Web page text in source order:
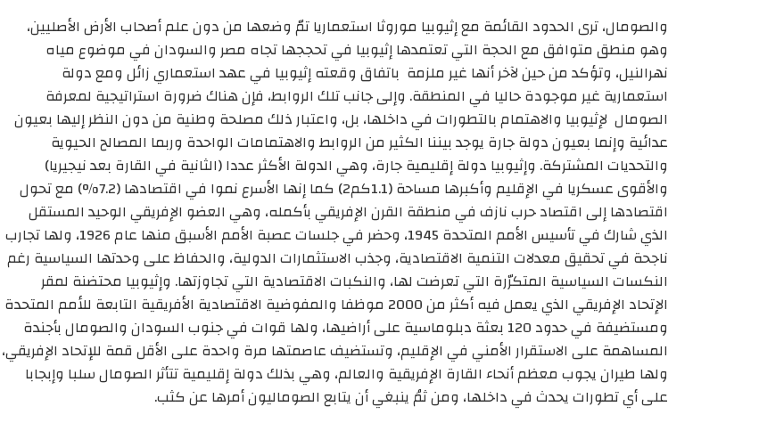
والصومال، ترى الحدود القائمة مع إثيوبيا موروثا استعماريا تمّ وضعها من دون علم أصحاب الأرض الأصليين،
وهو منطق متوافق مع الحجة التي تعتمدها إثيوبيا في تحججها تجاه مصر والسودان في موضوع مياه
نهرالنيل، وتؤكد من حين لآخر أنها غير ملزمة باتفاق وقعته إثيوبيا في عهد استعماري زائل ومع دولة
استعمارية غير موجودة حاليا في المنطقة. وإلى جانب تلك الروابط، فإن هناك ضرورة استراتيجية لمعرفة
الصومال لإثيوبيا والاهتمام بالتطورات في داخلها، بل، واعتبار ذلك مصلحة وطنية من دون النظر إليها بعيون
عدائية وإنما بعيون دولة جارة يوجد بيننا الكثير من الروابط والاهتمامات الواحدة وربما المصالح الحيوية
والتحديات المشتركة. وإثيوبيا دولة إقليمية جارة، وهي الدولة الأكثر عددا (الثانية في القارة بعد نيجيريا)
والأقوى عسكريا في الإقليم وأكبرها مساحة (1.1كم2) كما إنها الأسرع نموا في اقتصادها (7.2%) مع تحول
اقتصادها إلى اقتصاد حرب نازف في منطقة القرن الإفريقي بأكمله، وهي العضو الإفريقي الوحيد المستقل
الذي شارك في تأسيس الأمم المتحدة 1945، وحضر في جلسات عصبة الأمم الأسبق منها عام 1926، ولها تجارب
ناجحة في تحقيق معدلات التنمية الاقتصادية، وجذب الاستثمارات الدولية، والحفاظ على وحدتها السياسية رغم
النكسات السياسية المتكرّرة التي تعرضت لها، والنكبات الاقتصادية التي تجاوزتها. وإثيوبيا محتضنة لمقر
الإتحاد الإفريقي الذي يعمل فيه أكثر من 2000 موظفا والمفوضية الاقتصادية الأفريقية التابعة للأمم المتحدة
ومستضيفة في حدود 120 بعثة دبلوماسية على أراضيها، ولها قوات في جنوب السودان والصومال بأجندة
المساهمة على الاستقرار الأمني في الإقليم، وتستضيف عاصمتها مرة واحدة على الأقل قمة للإتحاد الإفريقي،
ولها طيران يجوب معظم أنحاء القارة الإفريقية والعالم، وهي بذلك دولة إقليمية تتأثر الصومال سلبا وإبجابا
على أي تطورات يحدث في داخلها، ومن ثمُ ينبغي أن يتابع الصوماليون أمرها عن كثب.